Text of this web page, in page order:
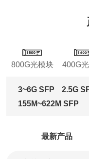
800G光模块 400G
3~6G SFP 2.5G
155M~622M SFP
最新产品